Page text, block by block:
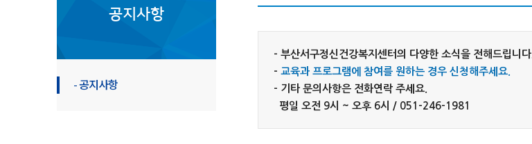
공지사항
- 공지사항
- 부산서구정신건강복지센터의 다양한 소식을 전해드립니다.
- 교육과 프로그램에 참여를 원하는 경우 신청해주세요.
- 기타 문의사항은 전화연락 주세요.
평일 오전 9시 ~ 오후 6시 / 051-246-1981